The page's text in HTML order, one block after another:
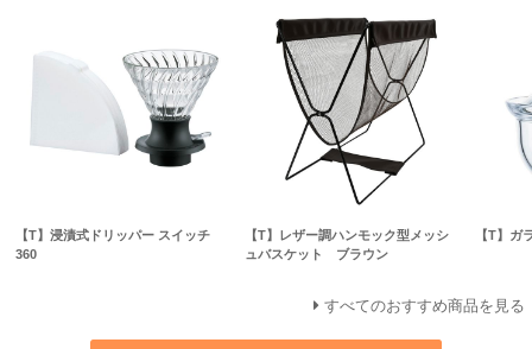
【T】浸漬式ドリッパー スイッチ
360
【T】レザー調ハンモック型メッシ
ュバスケット ブラウン
【T】ガ
すべてのおすすめ商品を見る